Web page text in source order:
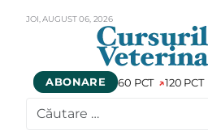
JOI,AUGUST06, 2026
ABONARE 60 PCT 120 PCT